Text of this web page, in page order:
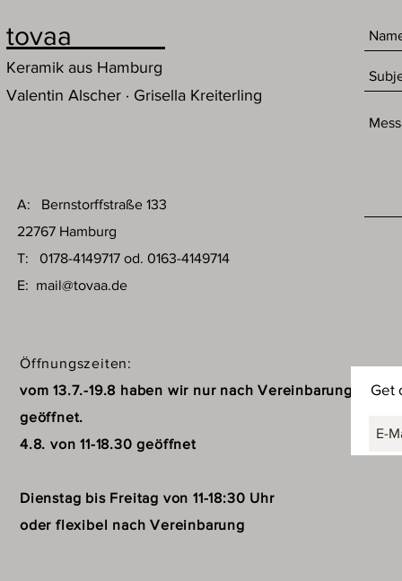
tovaa
Keramik aus Hamburg
Valentin Alscher · Grisella Kreiterling
A: Bernstorffstraße 133
22767 Hamburg
T: 0178-4149717 od. 0163-4149714
E: mail@tovaa.de
Öffnungszeiten:
vom 13.7.-19.8 haben wir nur nach Vereinbarung
geöffnet.
4.8. von 11-18.30 geöffnet
Dienstag bis Freitag von 11-18:30 Uhr
oder flexibel nach Vereinbarung
Get